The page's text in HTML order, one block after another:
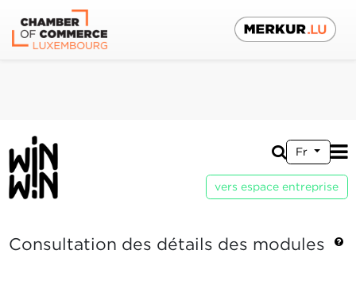
Fr
vers espace entreprise
Consultation des détails des modules